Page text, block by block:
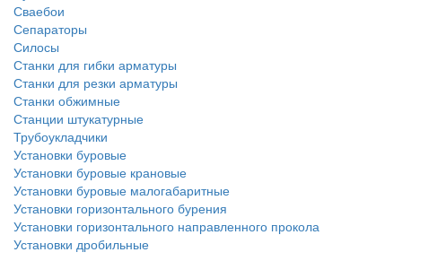
Сваебои
Сепараторы
Силосы
Станки для гибки арматуры
Станки для резки арматуры
Станки обжимные
Станции штукатурные
Трубоукладчики
Установки буровые
Установки буровые крановые
Установки буровые малогабаритные
Установки горизонтального бурения
Установки горизонтального направленного прокола
Установки дробильные